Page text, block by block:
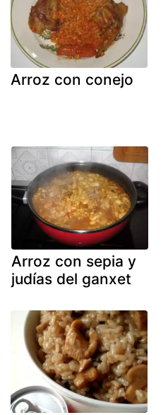
Arroz con conejo
Arroz con sepia y
judías del ganxet